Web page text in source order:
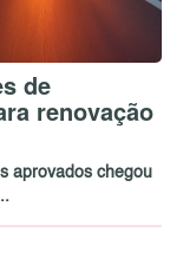
de
renovação
aprovados chegou